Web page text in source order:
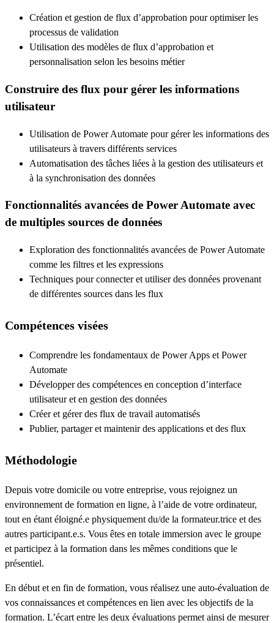
Création et gestion de flux d’approbation pour optimiser les
processus de validation
Utilisation des modèles de flux d’approbation et
personnalisation selon les besoins métier
Construire des flux pour gérer les informations
utilisateur
Utilisation de Power Automate pour gérer les informations des
utilisateurs à travers différents services
Automatisation des tâches liées à la gestion des utilisateurs et
à la synchronisation des données
Fonctionnalités avancées de Power Automate avec
de multiples sources de données
Exploration des fonctionnalités avancées de Power Automate
comme les filtres et les expressions
Techniques pour connecter et utiliser des données provenant
de différentes sources dans les flux
Compétences visées
Comprendre les fondamentaux de Power Apps et Power
Automate
Développer des compétences en conception d’interface
utilisateur et en gestion des données
Créer et gérer des flux de travail automatisés
Publier, partager et maintenir des applications et des flux
Méthodologie
Depuis votre domicile ou votre entreprise, vous rejoignez un
environnement de formation en ligne, à l’aide de votre ordinateur,
tout en étant éloigné.e physiquement du/de la formateur.trice et des
autres participant.e.s. Vous êtes en totale immersion avec le groupe
et participez à la formation dans les mêmes conditions que le
présentiel.
En début et en fin de formation, vous réalisez une auto-évaluation de
vos connaissances et compétences en lien avec les objectifs de la
formation. L’écart entre les deux évaluations permet ainsi de mesurer